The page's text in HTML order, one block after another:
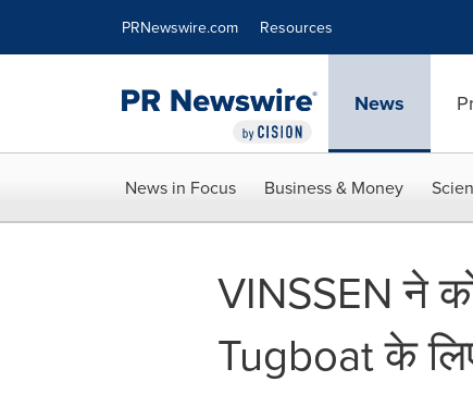
PRNewswire.com Resources
News
News in Focus Business & Money
VINSSEN ने
Tugboat के